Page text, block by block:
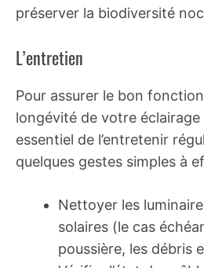
préserver la biodiversité
L’entretien
Pour assurer le bon
longévité de votre éclairage
essentiel de l’entretenir
quelques gestes simples à
Nettoyer les
solaires (le cas
poussière, les débris